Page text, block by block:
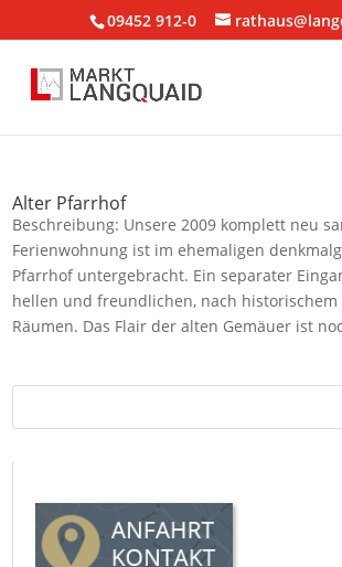
09452 912-0
Alter Pfarrhof
Beschreibung: Unsere 2009 komplett neu
Ferienwohnung ist im ehemaligen
Pfarrhof untergebracht. Ein separater
hellen und freundlichen, nach
Räumen. Das Flair der alten Gemäuer ist